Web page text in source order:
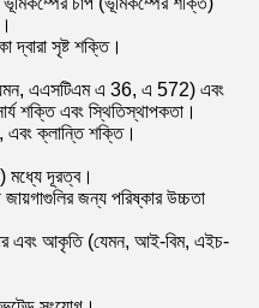
দ্বারা সৃষ্ট শক্তি।
এএসটিএম এ 36, এ 572) এবং
শক্তি এবং স্থিতিস্থাপকতা।
এবং ক্লান্তি শক্তি।
মধ্যে দূরত্ব।
জায়গাগুলির জন্য পরিষ্কার উচ্চতা
এবং আকৃতি (যেমন, আই-বিম, এইচ-